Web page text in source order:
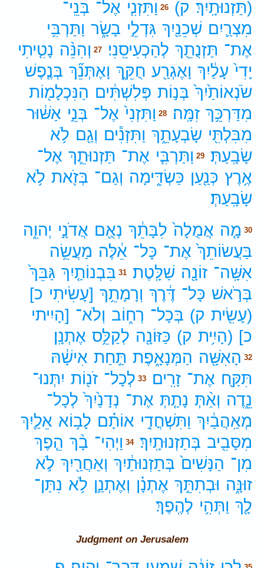
(תַּזְנוּתָֽיִךְ׃ ק) 26 וַתִּזְנִ֧י אֶל־ בְּנֵֽי־
מִצְרַ֛יִם שְׁכֵנַ֖יִךְ גִּדְלֵ֣י בָשָׂ֑ר וַתַּרְבִּ֥י
אֶת־ תַּזְנֻתֵ֖ךְ לְהַכְעִיסֵֽנִי׃ 27 וְהִנֵּ֨ה נָטִ֤יתִי
יָדִי֙ עָלַ֔יִךְ וָאֶגְרַ֖ע חֻקֵּ֑ךְ וָאֶתְּנֵ֞ךְ בְּנֶ֤פֶשׁ
שֹׂנְאוֹתַ֙יִךְ֙ בְּנ֣וֹת פְּלִשְׁתִּ֔ים הַנִּכְלָמ֖וֹת
מִדַּרְכֵּ֥ךְ זִמָּֽה׃ 28 וַתִּזְנִי֙ אֶל־ בְּנֵ֣י אַשּׁ֔וּר
מִבִּלְתִּ֖י שָׂבְעָתֵ֑ךְ וַתִּזְנִ֕ים וְגַ֖ם לֹ֥א
שָׂבָֽעַתְּ׃
29 וַתַּרְבִּ֧י אֶת־ תַּזְנוּתֵ֛ךְ אֶל־
אֶ֥רֶץ כְּנַ֖עַן כַּשְׂדִּ֑ימָה וְגַם־ בְּזֹ֖את לֹ֥א
שָׂבָֽעַתְּ׃
30 מָ֤ה אֲמֻלָה֙ לִבָּתֵ֔ךְ נְאֻ֖ם אֲדֹנָ֣י יְהוִ֑ה
בַּעֲשׂוֹתֵךְ֙ אֶת־ כָּל־ אֵ֔לֶּה מַעֲשֵׂ֥ה
אִשָּֽׁה־ זוֹנָ֖ה שַׁלָּֽטֶת׃ 31 בִּבְנוֹתַ֤יִךְ גַּבֵּךְ֙
בְּרֹ֣אשׁ כָּל־ דֶּ֔רֶךְ וְרָמָתֵ֥ךְ [עָשִׂיתִי כ]
(עָשִׂ֖ית ק) בְּכָל־ רְח֑וֹב וְלֹא־ [הָיִיתי
כ] (הָיִ֥ית ק) כַּזּוֹנָ֖ה לְקַלֵּ֥ס אֶתְנָֽן׃
32 הָאִשָּׁ֖ה הַמְּנָאָ֑פֶת תַּ֣חַת אִישָׁ֔הּ
תִּקַּ֖ח אֶת־ זָרִֽים׃ 33 לְכָל־ זֹנ֖וֹת יִתְּנוּ־
נֵ֑דֶה וְאַ֨תְּ נָתַ֤תְּ אֶת־ נְדָנַ֙יִךְ֙ לְכָל־
מְאַֽהֲבַ֔יִךְ וַתִּשְׁחֳדִ֣י אוֹתָ֗ם לָב֥וֹא אֵלַ֛יִךְ
מִסָּבִ֖יב בְּתַזְנוּתָֽיִךְ׃ 34 וַיְהִי־ בָ֨ךְ הֵ֤פֶךְ
מִן־ הַנָּשִׁים֙ בְּתַזְנוּתַ֔יִךְ וְאַחֲרַ֖יִךְ לֹ֣א
זוּנָּ֑ה וּבְתִתֵּ֣ךְ אֶתְנָ֗ן וְאֶתְנַ֛ן לֹ֥א נִתַּן־
לָ֖ךְ וַתְּהִ֥י לְהֶֽפֶךְ׃
Judgment on Jerusalem